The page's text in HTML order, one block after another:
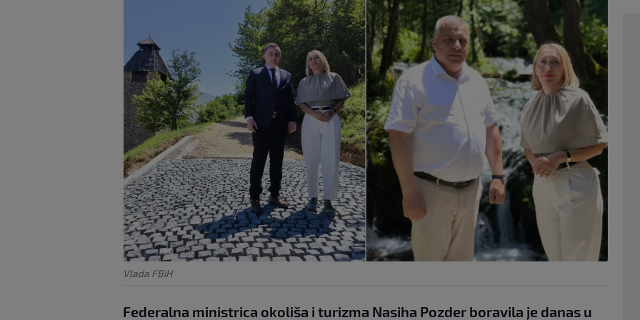
Vlada FBiH
Federalna ministrica okoliša i turizma Nasiha Pozder boravila je danas u